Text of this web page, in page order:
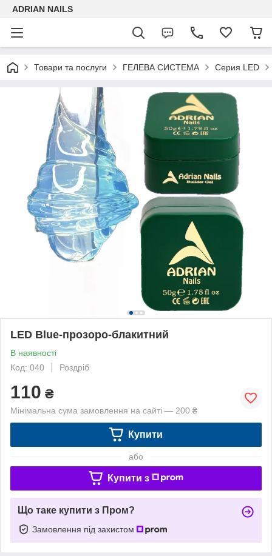
ADRIAN NAILS
Товари та послуги ГЕЛЕВА СИСТЕМА Серия LED
LED Blue-прозоро-блакитний
В наявності
Код: 040
Роздріб
110 ₴
Мінімальна сума замовлення на сайті — 200 ₴
Купити
або
Купити з
Що таке купити з Пром?
Замовлення під захистом